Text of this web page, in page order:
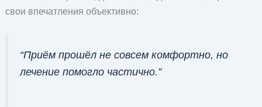
свои впечатления объективно:
“Приём прошёл не совсем комфортно, но
лечение помогло частично.”